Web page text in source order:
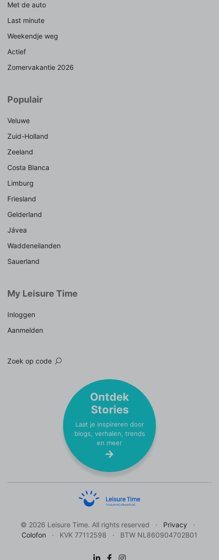
Met de auto
Last minute
Weekendje weg
Actief
Zomervakantie 2026
Populair
Veluwe
Zuid-Holland
Zeeland
Costa Blanca
Limburg
Friesland
Gelderland
Jávea
Waddeneilanden
Sauerland
My Leisure Time
Inloggen
Aanmelden
Zoek op code
Ontdek
Stories
Laat je inspireren door
blogs, verhalen, trends
en meer
© 2026 Leisure Time. All rights reserved
Privacy
Colofon
KVK 77112598 BTW NL860904702B01